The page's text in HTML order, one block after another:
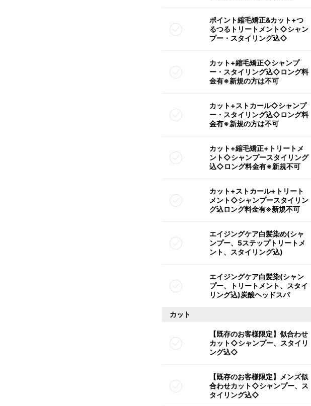
ポイント縮毛矯正&カット+つ
るつるトリートメント◇シャン
プー・スタイリング込◇
カット+縮毛矯正◇シャンプ
ー・スタイリング込◇ロング料
金有※新規の方は不可
カット+ストカール◇シャンプ
ー・スタイリング込◇ロング料
金有※新規の方は不可
カット+縮毛矯正+トリートメ
ント◇シャンプースタイリング
込◇ロング料金有※新規不可
カット+ストカール+トリート
メント◇シャンプースタイリン
グ込ロング料金有※新規不可
エイジングケア白髪染め(シャ
ンプー、5ステップトリートメ
ント、スタイリング込)
エイジングケア白髪染(シャン
プー、トリートメント、スタイ
リング込)炭酸ヘッドスパ
カット
【既存のお客様限定】似合わせ
カット◇シャンプー、スタイリ
ング込◇
【既存のお客様限定】メンズ似
合わせカット◇シャンプー、ス
タイリング込◇